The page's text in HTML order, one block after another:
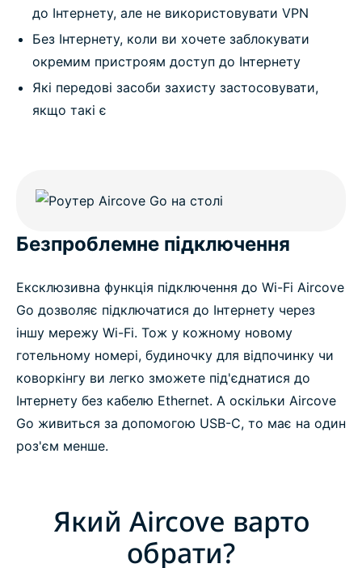
до Інтернету, але не використовувати VPN
Без Інтернету, коли ви хочете заблокувати
окремим пристроям доступ до Інтернету
Які передові засоби захисту застосовувати,
якщо такі є
Безпроблемне підключення
Ексклюзивна функція підключення до Wi-Fi Aircove
Go дозволяє підключатися до Інтернету через
іншу мережу Wi-Fi. Тож у кожному новому
готельному номері, будиночку для відпочинку чи
коворкінгу ви легко зможете під'єднатися до
Інтернету без кабелю Ethernet. А оскільки Aircove
Go живиться за допомогою USB-C, то має на один
роз'єм менше.
Який Aircove варто
обрати?